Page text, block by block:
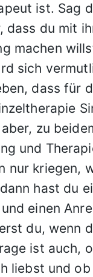
ist. Sag
dass du mit
machen
sich
dass für
zu
und
nur kriegen,
hast du
einen
du, wenn
ist auch,
liebst und